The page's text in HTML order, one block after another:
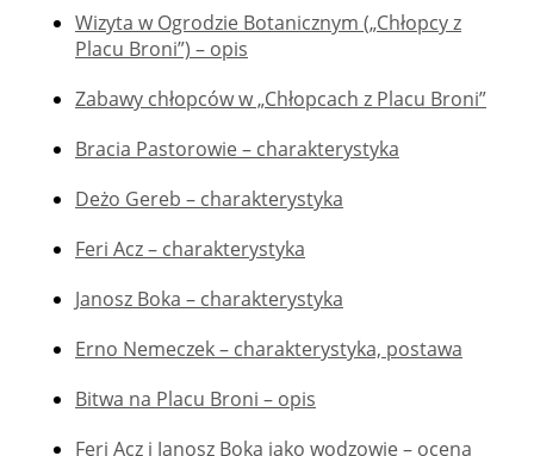
Wizyta w Ogrodzie Botanicznym („Chłopcy z
Placu Broni”) – opis
Zabawy chłopców w „Chłopcach z Placu Broni”
Bracia Pastorowie – charakterystyka
Deżo Gereb – charakterystyka
Feri Acz – charakterystyka
Janosz Boka – charakterystyka
Erno Nemeczek – charakterystyka, postawa
Bitwa na Placu Broni – opis
Feri Acz i Janosz Boka jako wodzowie – ocena